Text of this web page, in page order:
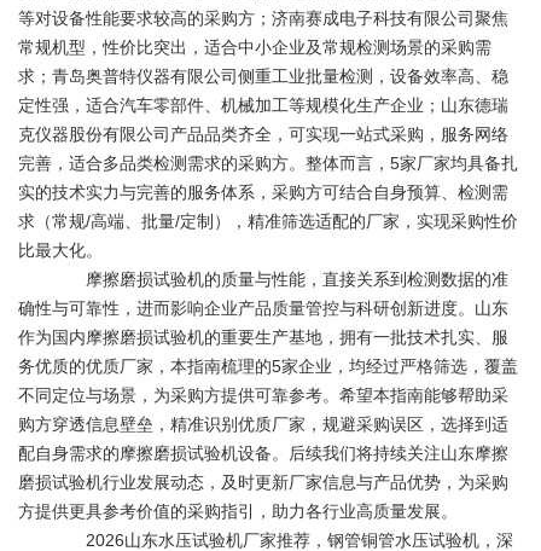
等对设备性能要求较高的采购方；济南赛成电子科技有限公司聚焦
常规机型，性价比突出，适合中小企业及常规检测场景的采购需
求；青岛奥普特仪器有限公司侧重工业批量检测，设备效率高、稳
定性强，适合汽车零部件、机械加工等规模化生产企业；山东德瑞
克仪器股份有限公司产品品类齐全，可实现一站式采购，服务网络
完善，适合多品类检测需求的采购方。整体而言，5家厂家均具备扎
实的技术实力与完善的服务体系，采购方可结合自身预算、检测需
求（常规/高端、批量/定制），精准筛选适配的厂家，实现采购性价
比最大化。
摩擦磨损试验机的质量与性能，直接关系到检测数据的准
确性与可靠性，进而影响企业产品质量管控与科研创新进度。山东
作为国内摩擦磨损试验机的重要生产基地，拥有一批技术扎实、服
务优质的优质厂家，本指南梳理的5家企业，均经过严格筛选，覆盖
不同定位与场景，为采购方提供可靠参考。希望本指南能够帮助采
购方穿透信息壁垒，精准识别优质厂家，规避采购误区，选择到适
配自身需求的摩擦磨损试验机设备。后续我们将持续关注山东摩擦
磨损试验机行业发展动态，及时更新厂家信息与产品优势，为采购
方提供更具参考价值的采购指引，助力各行业高质量发展。
2026山东水压试验机厂家推荐，钢管铜管水压试验机，深